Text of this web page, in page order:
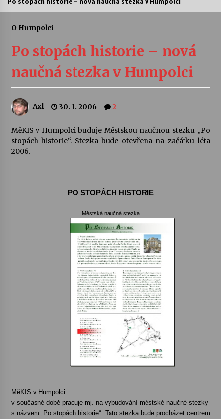
kapkou
Veselí muzikanti
Letní koncerty ve Stromovce: Kolchoz a
28. 7. 2026
Votavžatský ploty
23. 7. 2026
Letní koncerty ve Stromovce: Rufus Miller
22. 7. 2026
Vysočinka
17. 7. 2026
O Humpolci
Po stopách historie – nová
naučná stezka v Humpolci
Axl 30. 1. 2006 2
MěKIS v Humpolci buduje Městskou naučnou stezku „Po
stopách historie“. Stezka bude otevřena na začátku léta
2006.
PO STOPÁCH HISTORIE
Městská naučná stezka
MěKIS v Humpolci
v současné době pracuje mj. na vybudování městské naučné stezky
s názvem „Po stopách historie“. Tato stezka bude procházet centrem